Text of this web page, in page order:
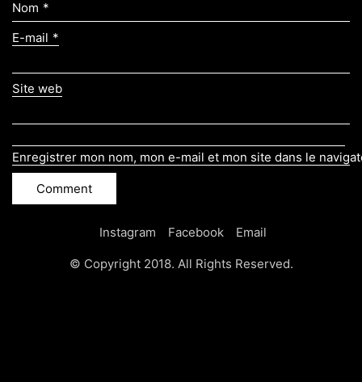
Nom *
E-mail *
Site web
Enregistrer mon nom, mon e-mail et mon site dans le
Instagram Facebook Email
© Copyright 2018. All Rights Reserved.